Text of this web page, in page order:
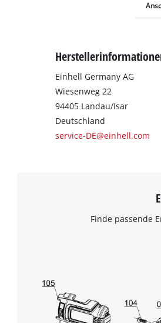
Einhell Germany AG
Wiesenweg 22
94405 Landau/Isar
Deutschland
service-DE@einhell.com
Finde passende